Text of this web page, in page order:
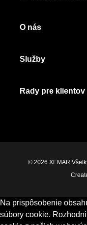
O nás
Služby
Rady pre klientov
© 2026 XEMAR
Na prispôsobenie
súbory cookie.